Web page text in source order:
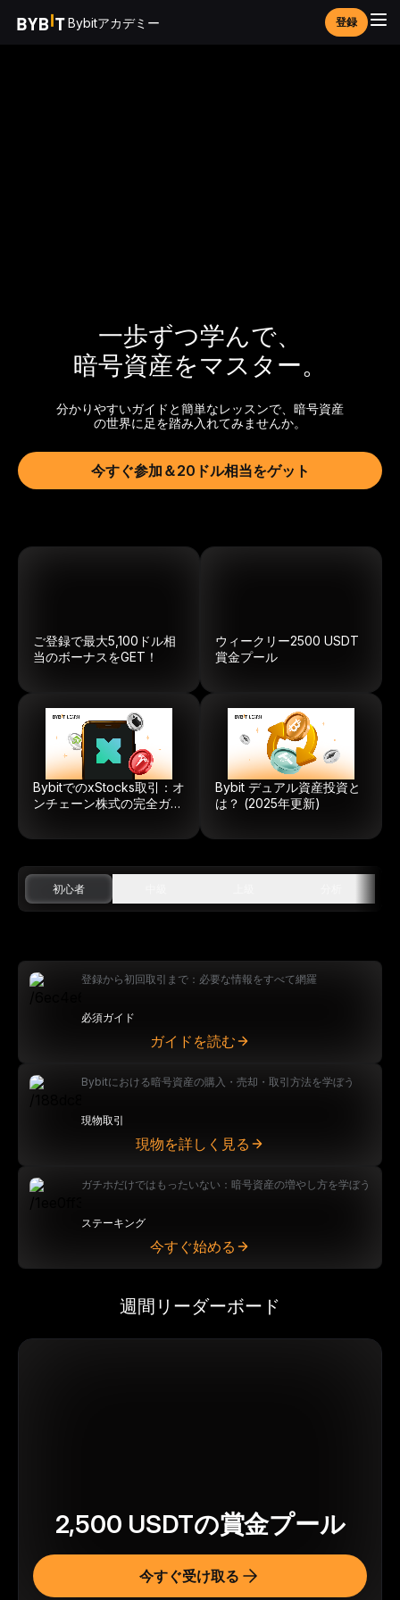
Bybitアカデミー 登録
一歩ずつ学んで、
暗号資産をマスター。
分かりやすいガイドと簡単なレッスンで、暗号資産
の世界に足を踏み入れてみませんか。
今すぐ参加＆20ドル相当をゲット
ご登録で最大5,100ドル相
当のボーナスをGET！
ウィークリー2500 USDT
賞金プール
BybitでのxStocks取引：オ
ンチェーン株式の完全ガイ
Bybit デュアル資産投資と
は？ (2025年更新)
初心者
登録から初回取引まで：必要な情報をすべて網羅
必須ガイド
ガイドを読む
Bybitにおける暗号資産の購入・売却・取引方法を学ぼう
現物取引
現物を詳しく見る
ガチホだけではもったいない：暗号資産の増やし方を学ぼう
ステーキング
今すぐ始める
週間リーダーボード
2,500 USDTの賞金プール
今すぐ受け取る